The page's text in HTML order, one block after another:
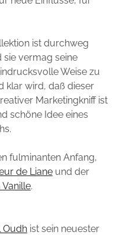
ist durchweg
vermag seine
Weise zu
klar wird, daß dieser
Marketingkniff ist
schöne Idee eines
fulminanten Anfang,
de Lianeund der
Vanille.
Oudhist sein neuester